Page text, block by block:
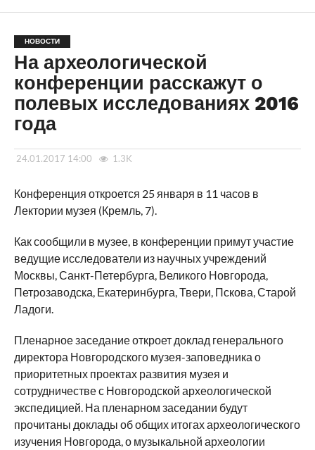
НОВОСТИ
На археологической
конференции расскажут о
полевых исследованиях 2016
года
24.01.2017 14:00 1.3K
Конференция откроется 25 января в 11 часов в
Лектории музея (Кремль, 7).
Как сообщили в музее, в конференции примут участие
ведущие исследователи из научных учреждений
Москвы, Санкт-Петербурга, Великого Новгорода,
Петрозаводска, Екатеринбурга, Твери, Пскова, Старой
Ладоги.
Пленарное заседание откроет доклад генерального
директора Новгородского музея-заповедника о
приоритетных проектах развития музея и
сотрудничестве с Новгородской археологической
экспедицией. На пленарном заседании будут
прочитаны доклады об общих итогах археологического
изучения Новгорода, о музыкальной археологии